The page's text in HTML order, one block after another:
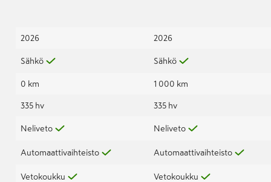
2026
Sähkö
0 km
335 hv
Neliveto
Automaattivaihteisto
Vetokoukku
2026
Sähkö
1 000 km
335 hv
Neliveto
Automaattivaihteisto
Vetokoukku